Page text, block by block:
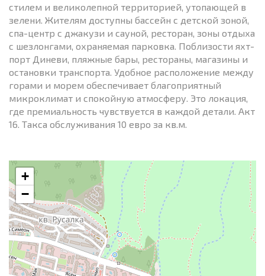
стилем и великолепной территорией, утопающей в
зелени. Жителям доступны бассейн с детской зоной,
спа-центр с джакузи и сауной, ресторан, зоны отдыха
с шезлонгами, охраняемая парковка. Поблизости яхт-
порт Диневи, пляжные бары, рестораны, магазины и
остановки транспорта. Удобное расположение между
горами и морем обеспечивает благоприятный
микроклимат и спокойную атмосферу. Это локация,
где премиальность чувствуется в каждой детали. Акт
16. Такса обслуживания 10 евро за кв.м.
+
−